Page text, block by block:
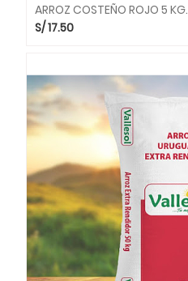
ARROZ COSTEÑO ROJO 5 KG.
S/17.50